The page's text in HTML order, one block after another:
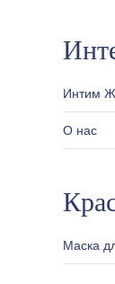
Интим
О нас
Маска